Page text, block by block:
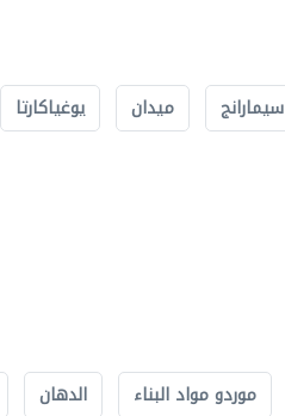
سيمارانج ميدان يوغياكارتا
موردو مواد البناء الدهان